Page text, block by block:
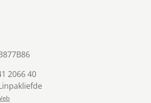
2066 40